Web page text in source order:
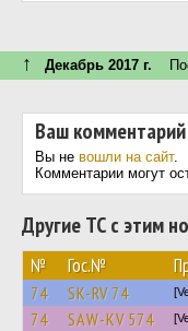
↑ Декабрь 2017 г.
Ваш комментарий
Вы не вошли на сайт.
Комментарии могут
Другие ТС с этим
№ Гос.№
74 SK-RV 74
74 SAW-KV 574